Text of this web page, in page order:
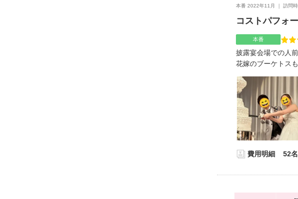
ズだと思います。
本番 2022年11月 訪問
コストパフォ
本番
披露宴会場での人
花嫁のブーケトス
す。映像関係で、
予定より上がって
ません。持ち込み
で取り寄せたもの
1泊サービスして
ました。雲丹プリ
のバジル風味、ホ
庵焼き、さつま芋
ます。ゲスト皆様
費用明細 52